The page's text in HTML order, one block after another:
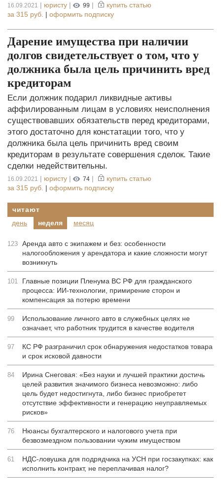
16.09.2021 | юристу | 99 |
купить статью
за 315 руб. | оформить подписку
Дарение имущества при наличии
долгов свидетельствует о том, что у
должника была цель причинить вред
кредиторам
Если должник подарил ликвидные активы
аффилированным лицам в условиях неисполнения
существовавших обязательств перед кредиторами,
этого достаточно для констатации того, что у
должника была цель причинить вред своим
кредиторам в результате совершения сделок. Такие
сделки недействительны.
16.09.2021 | юристу | 74 |
купить статью
за 315 руб. | оформить подписку
читают
день
неделя месяц
123 Аренда авто с экипажем и без: особенности
налогообложения у арендатора и какие сложности могут
возникнуть
101
Главные позиции Пленума ВС РФ для гражданского
процесса: ИИ-технологии, примирение сторон и
компенсация за потерю времени
99
Использование личного авто в служебных целях не
означает, что работник трудится в качестве водителя
97
КС РФ разграничил срок обнаружения недостатков товара
и срок исковой давности
84
Ирина Снеговая: «Без науки и лучшей практики достичь
целей развития значимого бизнеса невозможно: либо
цель будет недостигнута, либо бизнес приобретет
отсутствие эффективности и генерацию неуправляемых
рисков»
76
Нюансы бухгалтерского и налогового учета при
безвозмездном пользовании чужим имуществом
61
НДС-ловушка для подрядчика на УСН при госзакупках: как
исполнить контракт, не переплачивая налог?